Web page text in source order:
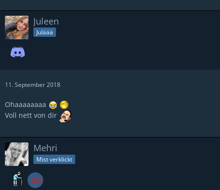
Juleen
Juläää
11. September 2018
Ohaaaaaaaa
Voll nett von dir
Mehri
Mist verklickt